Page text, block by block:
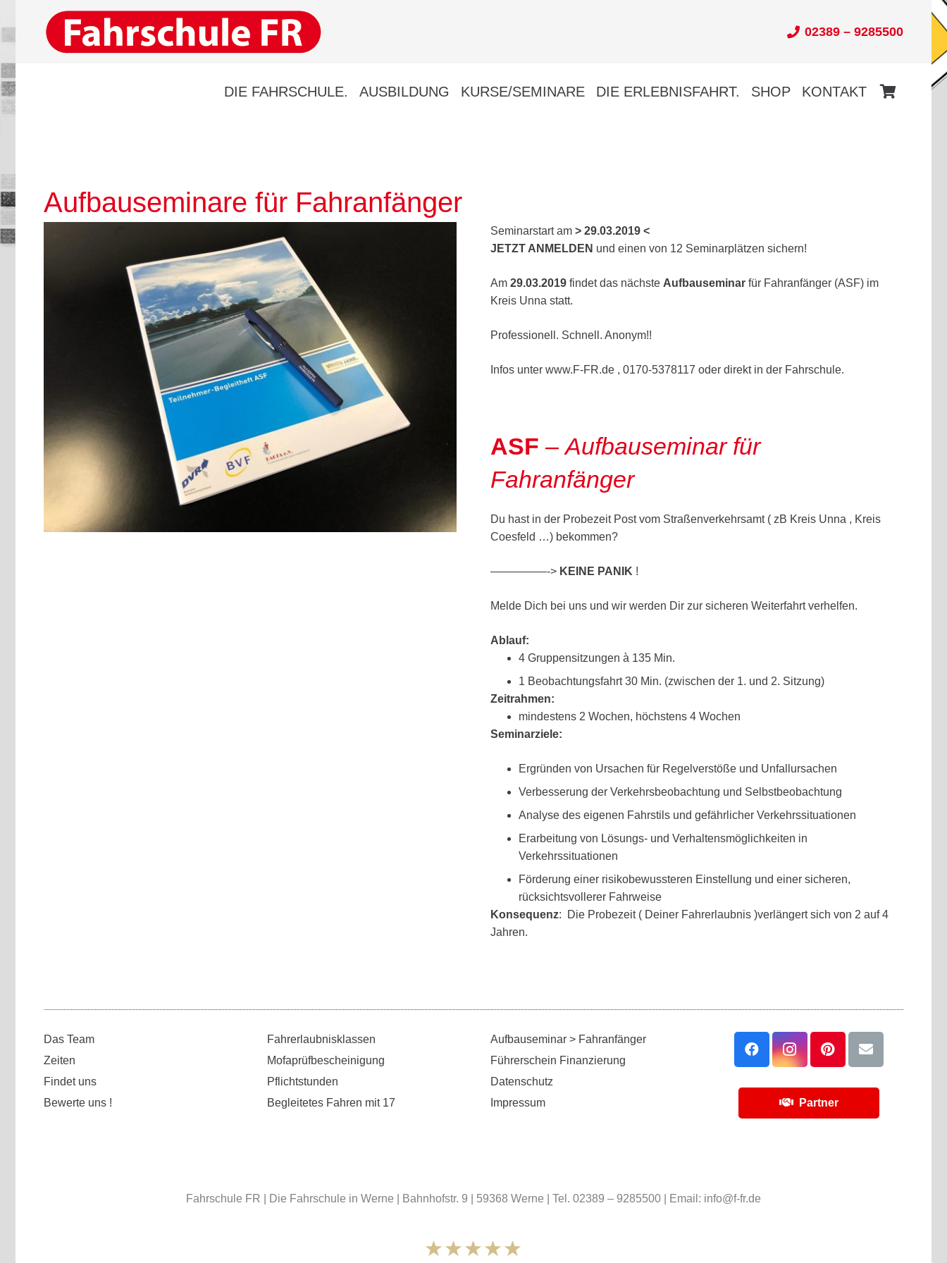
02389 – 9285500
DIE FAHRSCHULE. AUSBILDUNG KURSE/SEMINARE DIE ERLEBNISFAHRT. SHOP KONTAKT
Aufbauseminare für Fahranfänger
Seminarstart am > 29.03.2019 <
JETZT ANMELDEN und einen von 12 Seminarplätzen sichern!
Am 29.03.2019 findet das nächste Aufbauseminar für Fahranfänger (ASF) im
Kreis Unna statt.
Professionell. Schnell. Anonym!!
Infos unter www.F-FR.de , 0170-5378117 oder direkt in der Fahrschule.
ASF –Aufbauseminar für
Fahranfänger
Du hast in der Probezeit Post vom Straßenverkehrsamt ( zB Kreis Unna , Kreis
Coesfeld …) bekommen?
—————-> KEINE PANIK !
Melde Dich bei uns und wir werden Dir zur sicheren Weiterfahrt verhelfen.
Ablauf:
4 Gruppensitzungen à 135 Min.
1 Beobachtungsfahrt 30 Min. (zwischen der 1. und 2. Sitzung)
Zeitrahmen:
mindestens 2 Wochen, höchstens 4 Wochen
Seminarziele:
Ergründen von Ursachen für Regelverstöße und Unfallursachen
Verbesserung der Verkehrsbeobachtung und Selbstbeobachtung
Analyse des eigenen Fahrstils und gefährlicher Verkehrssituationen
Erarbeitung von Lösungs- und Verhaltensmöglichkeiten in
Verkehrssituationen
Förderung einer risikobewussteren Einstellung und einer sicheren,
rücksichtsvollerer Fahrweise
Konsequenz: Die Probezeit ( Deiner Fahrerlaubnis )verlängert sich von 2 auf 4
Jahren.
Das Team
Zeiten
Findet uns
Bewerte uns !
Fahrerlaubnisklassen
Mofaprüfbescheinigung
Pflichtstunden
Begleitetes Fahren mit 17
Aufbauseminar > Fahranfänger
Führerschein Finanzierung
Datenschutz
Impressum
Partner
Fahrschule FR | Die Fahrschule in Werne | Bahnhofstr. 9 | 59368 Werne | Tel. 02389 – 9285500 | Email: info@f-fr.de